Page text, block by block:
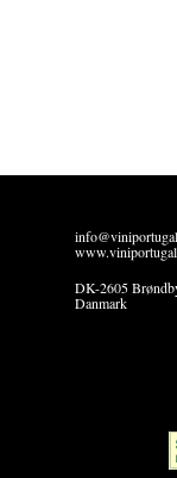
DK-2605
Danmark